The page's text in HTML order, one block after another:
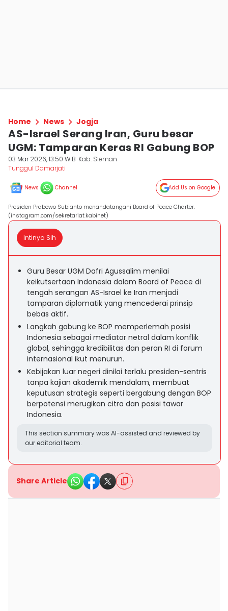
Home News Jogja
AS-Israel Serang Iran, Guru besar
UGM: Tamparan Keras RI Gabung BOP
03 Mar 2026, 13:50 WIB Kab. Sleman
Tunggul Damarjati
News Channel Add Us on Google
Presiden Prabowo Subianto menandatangani Board of Peace Charter.
(instagram.com/sekretariat.kabinet)
Intinya Sih
Guru Besar UGM Dafri Agussalim menilai
keikutsertaan Indonesia dalam Board of Peace di
tengah serangan AS-Israel ke Iran menjadi
tamparan diplomatik yang mencederai prinsip
bebas aktif.
Langkah gabung ke BOP memperlemah posisi
Indonesia sebagai mediator netral dalam konflik
global, sehingga kredibilitas dan peran RI di forum
internasional ikut menurun.
Kebijakan luar negeri dinilai terlalu presiden-sentris
tanpa kajian akademik mendalam, membuat
keputusan strategis seperti bergabung dengan BOP
berpotensi merugikan citra dan posisi tawar
Indonesia.
This section summary was AI-assisted and reviewed by
our editorial team.
Share Article